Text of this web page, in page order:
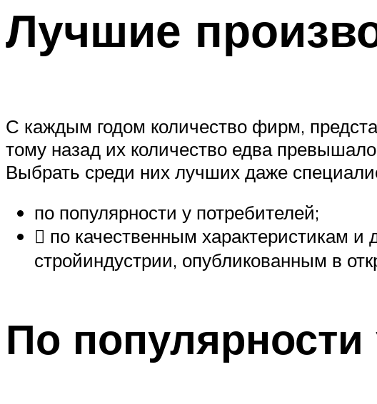
Лучшие
С каждым годом количество фирм,
тому назад их количество едва
Выбрать среди них лучших даже
по популярности у потребителей;
 по качественным характеристикам
стройиндустрии, опубликованным в
По популярности